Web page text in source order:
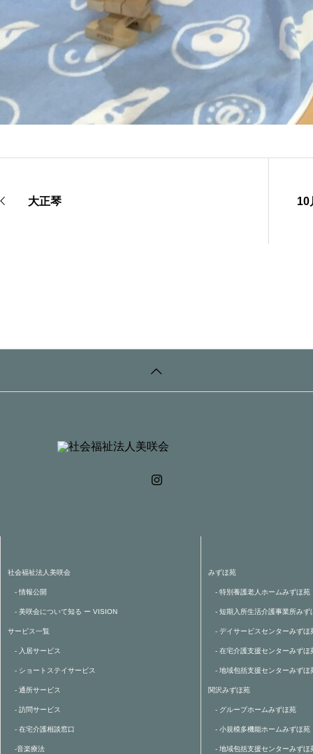
大正琴 10
社会福祉法人美咲会
- 情報公開
- 美咲会について知る ー VISION
サービス一覧
- 入居サービス
- ショートステイサービス
- 通所サービス
- 訪問サービス
- 在宅介護相談窓口
-音楽療法
みずほ苑
- 特別養護老人ホームみずほ苑
- 短期入所生活介護事業所みず
- デイサービスセンターみずほ
- 在宅介護支援センターみずほ
- 地域包括支援センターみずほ
関沢みずほ苑
- グループホームみずほ苑
- 小規模多機能ホームみずほ苑
- 地域包括支援センターみずほ